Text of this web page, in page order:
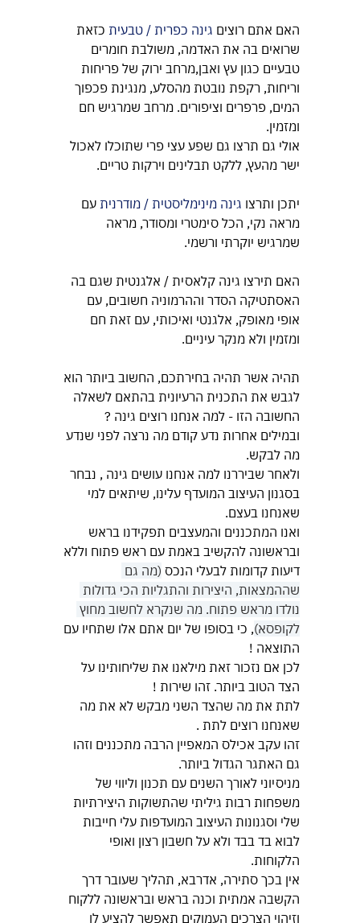
האם אתם רוצים גינה כפרית / טבעית כזאת
שרואים בה את האדמה, משולבת חומרים
טבעיים כגון עץ ואבן,מרחב ירוק של פריחות
וריחות, רקפת נובטת מהסלע, מנגינת פכפוך
המים, פרפרים וציפורים. מרחב שמרגיש חם
ומזמין.
אולי גם תרצו גם שפע עצי פרי שתוכלו לאכול
ישר מהעץ, ללקט תבלינים וירקות טריים.
יתכן ותרצו גינה מינימליסטית / מודרנית עם
מראה נקי, הכל סימטרי ומסודר, מראה
שמרגיש יוקרתי ורשמי.
האם תירצו גינה קלאסית / אלגנטית שגם בה
האסתטיקה הסדר וההרמוניה חשובים, עם
אופי מאופק, אלגנטי ואיכותי, עם זאת חם
ומזמין ולא מנקר עיניים.
תהיה אשר תהיה בחירתכם, החשוב ביותר הוא
לגבש את התכנית הרעיונית בהתאם לשאלה
החשובה הזו - למה אנחנו רוצים גינה ?
ובמילים אחרות נדע קודם מה נרצה לפני שנדע
מה לבקש.
ולאחר שביררנו למה אנחנו עושים גינה , נבחר
בסגנון העיצוב המועדף עלינו, שיתאים למי
שאנחנו בעצם.
ואנו המתכננים והמעצבים תפקידנו בראש
ובראשונה להקשיב באמת עם ראש פתוח וללא
דיעות קדומות לבעלי הנכס (מה גם
שההמצאות, היצירות והתגליות הכי גדולות
נולדו מראש פתוח. מה שנקרא לחשוב מחוץ
לקופסא), כי בסופו של יום אתם אלו שתחיו עם
התוצאה !
לכן אם נזכור זאת מילאנו את שליחותינו על
הצד הטוב ביותר. זהו שירות !
לתת את מה שהצד השני מבקש לא את מה
שאנחנו רוצים לתת .
זהו עקב אכילס המאפיין הרבה מתכננים וזהו
גם האתגר הגדול ביותר.
מניסיוני לאורך השנים עם תכנון וליווי של
משפחות רבות גיליתי שהתשוקות היצירתיות
שלי וסגנונות העיצוב המועדפות עלי חייבות
לבוא בד בבד ולא על חשבון רצון ואופי
הלקוחות.
אין בכך סתירה, אדרבא, תהליך שעובר דרך
הקשבה אמתית וכנה בראש ובראשונה ללקוח
וזיהוי הצרכים העמוקים תאפשר להציע לו